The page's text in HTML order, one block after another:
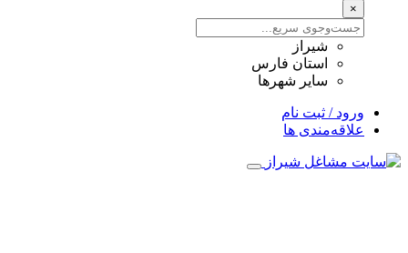
×
شیراز
استان فارس
سایر شهرها
ورود / ثبت نام
علاقه‌مندی ها